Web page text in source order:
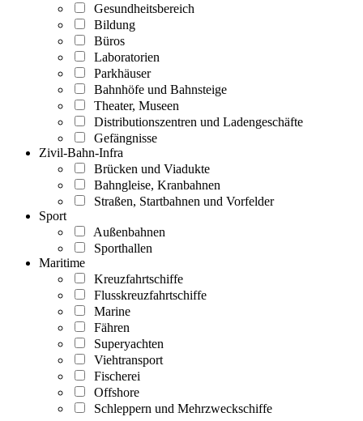
Gesundheitsbereich
Bildung
Büros
Laboratorien
Parkhäuser
Bahnhöfe und Bahnsteige
Theater, Museen
Distributionszentren und Ladengeschäfte
Gefängnisse
Zivil-Bahn-Infra
Brücken und Viadukte
Bahngleise, Kranbahnen
Straßen, Startbahnen und Vorfelder
Sport
Außenbahnen
Sporthallen
Maritime
Kreuzfahrtschiffe
Flusskreuzfahrtschiffe
Marine
Fähren
Superyachten
Viehtransport
Fischerei
Offshore
Schleppern und Mehrzweckschiffe